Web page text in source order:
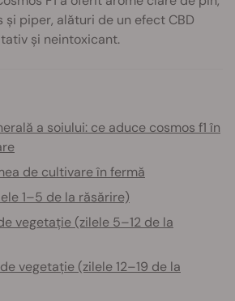
și piper, alături de un efect CBD
și neintoxicant.
a soiului: ce aduce cosmos f1 în
de cultivare în fermă
1–5 de la răsărire)
vegetație (zilele 5–12 de la
vegetație (zilele 12–19 de la